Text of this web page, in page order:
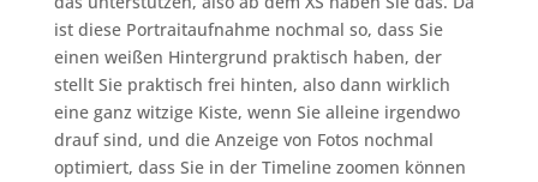
ist diese Portraitaufnahme nochmal so, dass Sie
einen weißen Hintergrund praktisch haben, der
stellt Sie praktisch frei hinten, also dann wirklich
eine ganz witzige Kiste, wenn Sie alleine irgendwo
drauf sind, und die Anzeige von Fotos nochmal
optimiert, dass Sie in der Timeline zoomen können